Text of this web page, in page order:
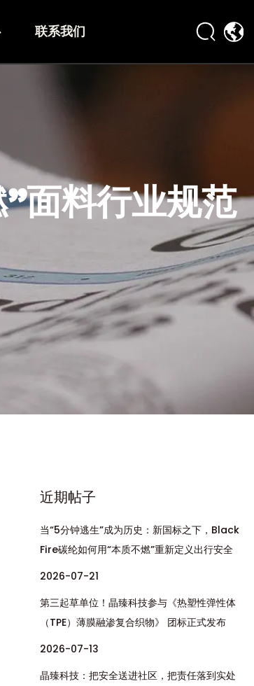
联系我们
面料行业规范
近期帖子
当“5分钟逃生”成为历史：新国标之下，Black
Fire碳纶如何用“本质不燃”重新定义出行安全
2026-07-21
第三起草单位！晶臻科技参与《热塑性弹性体
（TPE）薄膜融渗复合织物》 团标正式发布
2026-07-13
晶臻科技：把安全送进社区，把责任落到实处